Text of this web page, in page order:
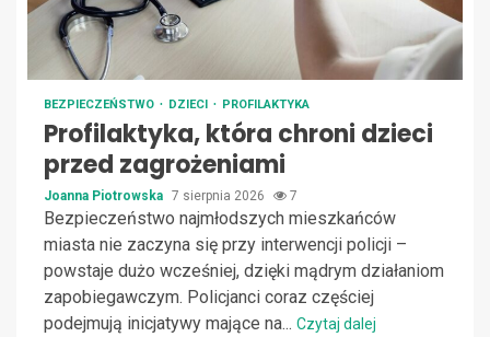
BEZPIECZEŃSTWO DZIECI PROFILAKTYKA
Profilaktyka, która chroni dzieci
przed zagrożeniami
Joanna Piotrowska 7 sierpnia 2026 7
Bezpieczeństwo najmłodszych mieszkańców
miasta nie zaczyna się przy interwencji policji –
powstaje dużo wcześniej, dzięki mądrym działaniom
zapobiegawczym. Policjanci coraz częściej
podejmują inicjatywy mające na... Czytaj dalej